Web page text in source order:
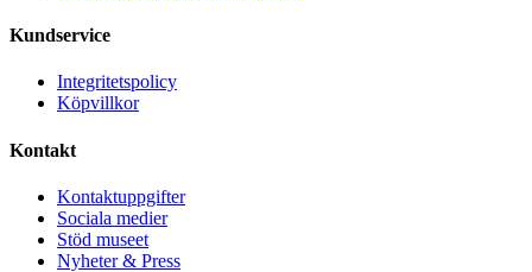
Kundservice
Integritetspolicy
Köpvillkor
Kontakt
Kontaktuppgifter
Sociala medier
Stöd museet
Nyheter & Press